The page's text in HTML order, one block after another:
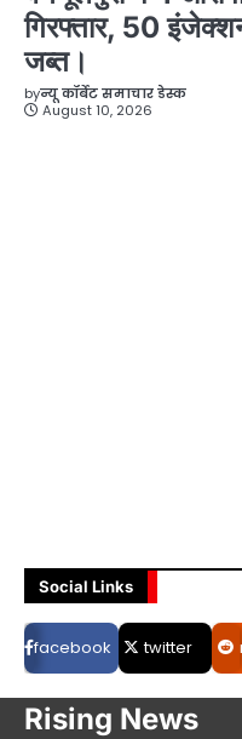
गिरफ्तार, 50
जब्त।
byन्यू कॉर्बेट समाचार डेस्क
August 10, 2026
Social Links
facebook twitter
Rising News